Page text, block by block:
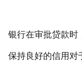
银行在审批贷款时
保持良好的信用对